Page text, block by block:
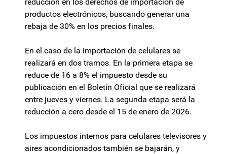
productos electrónicos, buscando generar una
rebaja de 30% en los precios finales.
En el caso de la importación de celulares se
realizará en dos tramos. En la primera etapa se
reduce de 16 a 8% el impuesto desde su
publicación en el Boletín Oficial que se realizará
entre jueves y viernes. La segunda etapa será la
reducción a cero desde el 15 de enero de 2026.
Los impuestos internos para celulares televisores y
aires acondicionados también se bajarán, y